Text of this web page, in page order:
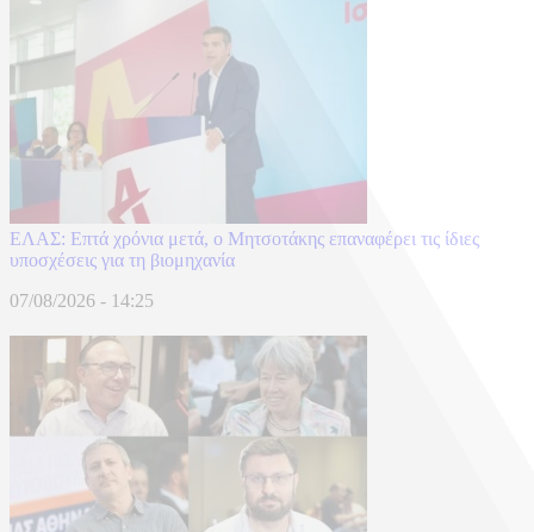
ΕΛΑΣ: Επτά χρόνια μετά, ο Μητσοτάκης επαναφέρει τις ίδιες
υποσχέσεις για τη βιομηχανία
07/08/2026 - 14:25